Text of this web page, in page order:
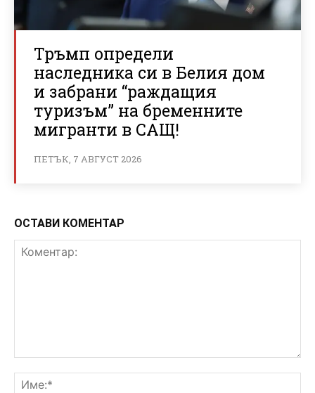
Тръмп определи
наследника си в Белия дом
и забрани “раждащия
туризъм” на бременните
мигранти в САЩ!
ПЕТЪК, 7 АВГУСТ 2026
ОСТАВИ КОМЕНТАР